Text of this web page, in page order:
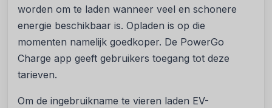
worden om te laden wanneer veel en schonere
energie beschikbaar is. Opladen is op die
momenten namelijk goedkoper. De PowerGo
Charge app geeft gebruikers toegang tot deze
tarieven.
Om de ingebruikname te vieren laden EV-